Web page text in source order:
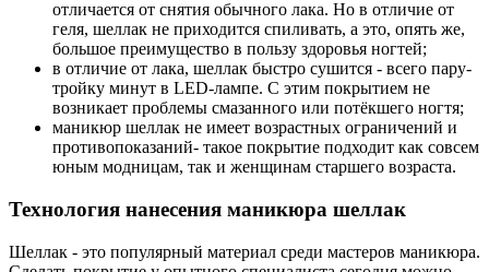
отличается от снятия обычного лака. Но в отличие от
геля, шеллак не приходится спиливать, а это, опять же,
большое преимущество в пользу здоровья ногтей;
в отличие от лака, шеллак быстро сушится - всего пару-
тройку минут в LED-лампе. С этим покрытием не
возникает проблемы смазанного или потёкшего ногтя;
маникюр шеллак не имеет возрастных ограничений и
противопоказаний- такое покрытие подходит как совсем
юным модницам, так и женщинам старшего возраста.
Технология нанесения маникюра шеллак
Шеллак - это популярный материал среди мастеров маникюра.